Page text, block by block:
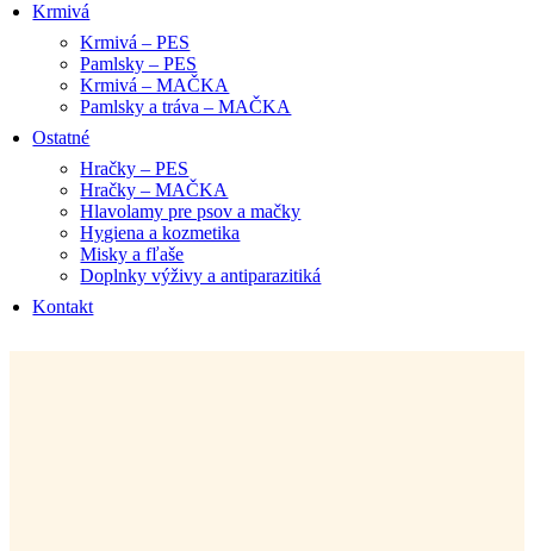
Krmivá
Krmivá – PES
Pamlsky – PES
Krmivá – MAČKA
Pamlsky a tráva – MAČKA
Ostatné
Hračky – PES
Hračky – MAČKA
Hlavolamy pre psov a mačky
Hygiena a kozmetika
Misky a fľaše
Doplnky výživy a antiparazitiká
Kontakt